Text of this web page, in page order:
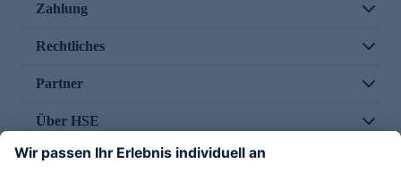
Zahlung
Rechtliches
Partner
Über HSE
Im TV